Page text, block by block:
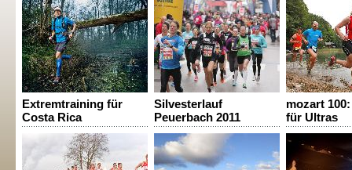
Extremtraining für
Costa Rica
Silvesterlauf
Peuerbach 2011
mozart
für Ultras